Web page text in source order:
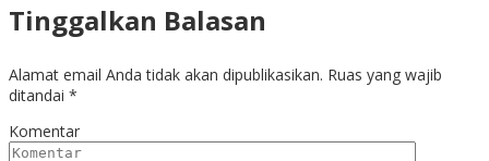
Tinggalkan Balasan
Alamat email Anda tidak akan dipublikasikan. Ruas yang wajib
ditandai *
Komentar